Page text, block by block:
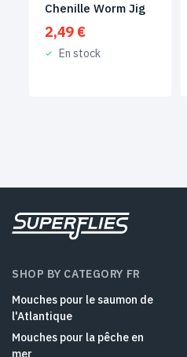
Chenille Worm Jig
2,49 €
En stock
SHOP BY CATEGORY FR
Mouches pour le saumon de
l'Atlantique
Mouches pour la pêche en
mer